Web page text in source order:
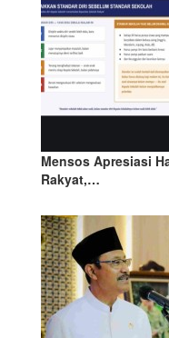
Mensos Apresiasi
Rakyat,…